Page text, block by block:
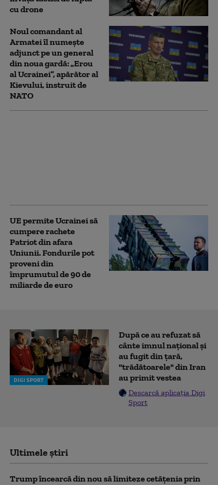
cu drone
Noul comandant al
Armatei îl numește
adjunct pe un general
din noua gardă: „Erou
al Ucrainei”, apărător al
Kievului, instruit de
NATO
UE permite Ucrainei să
cumpere rachete
Patriot din afara
Uniunii. Fondurile pot
proveni din
împrumutul de 90 de
miliarde de euro
DIGI SPORT
După ce au refuzat să
cânte imnul naţional şi
au fugit din ţară,
"trădătoarele" din Iran
au primit vestea
Descarcă aplicația Digi
Sport
Ultimele știri
Trump încearcă din nou să limiteze cetățenia prin